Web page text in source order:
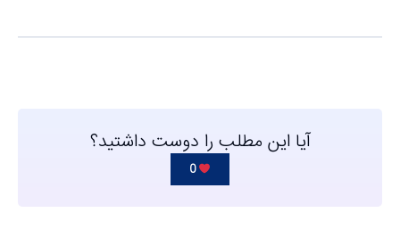
آیا این مطلب را دوست داشتید؟
0